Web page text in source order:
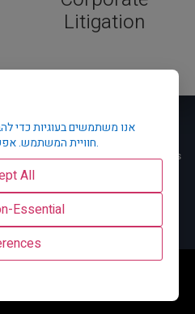
Litigation
Menu
Practice Areas The Team
News
Contact Us
אנו משתמשים בעוגיות כדי
חוויית המשתמש. אפשר לבחור אילו סוגי עוגיות להפעיל.
All
Essential